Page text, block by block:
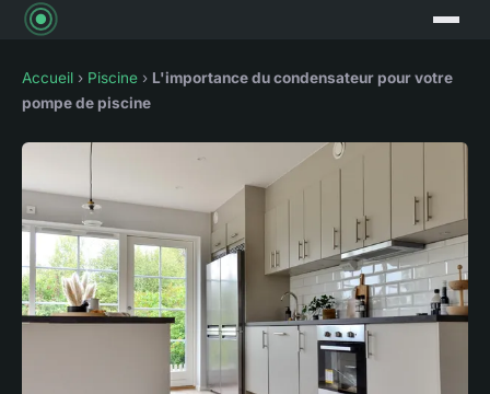
Accueil › Piscine › L'importance du condensateur pour votre
pompe de piscine